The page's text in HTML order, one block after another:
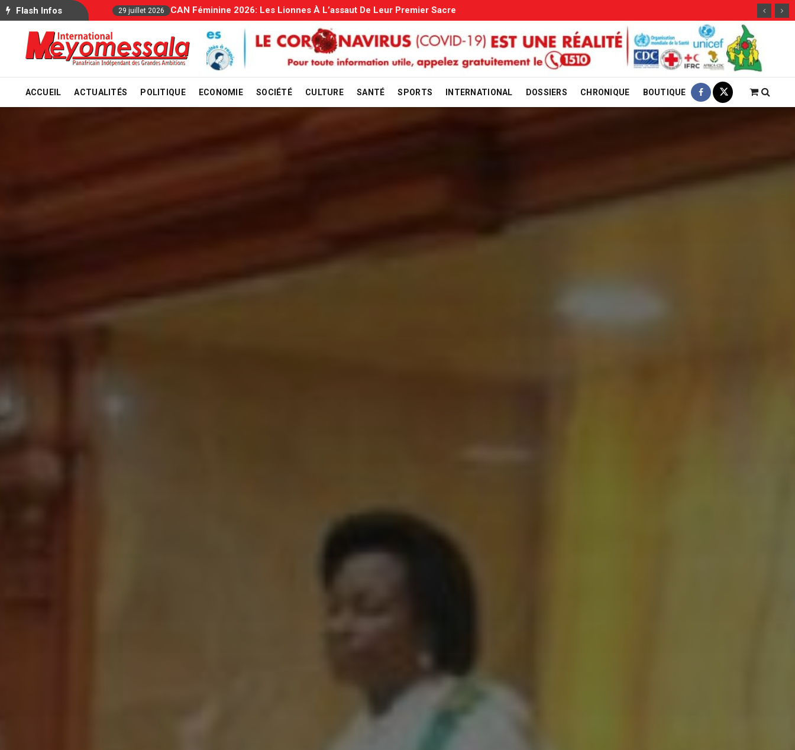
ACCUEIL ACTUALITÉS POLITIQUE ECONOMIE SOCIÉTÉ CULTURE SANTÉ SPORTS INTERNATIONAL DOSSIERS CHRONIQUE BOUTIQUE
Flash Infos 29 juillet 2026 Allocations Familiales: Le Gouvernement Entame La Vérification 29